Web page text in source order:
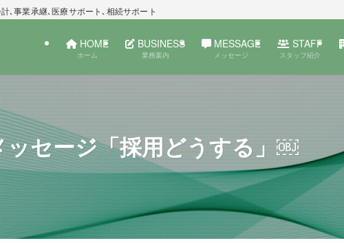
､事業承継､医療サポート､相続サポート
HOME
ホーム
BUSINESS
業務案内
MESSAGE
メッセージ
STAFF
スタッフ紹介
セージ「採用どうする」￼